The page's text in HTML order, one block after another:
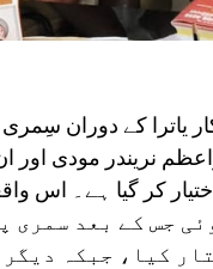
یاترا کے دوران
نریندر مودی اور
کر گیا ہے۔ اس
درج ہوئی جس کے بعد
کیا، جبکہ